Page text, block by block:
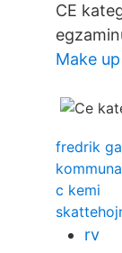
CE
Make
fredrik
c kemi
rv